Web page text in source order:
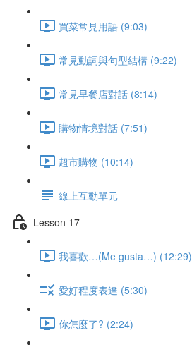
買菜常見用語 (9:03)
常見動詞與句型結構 (9:22)
常見早餐店對話 (8:14)
購物情境對話 (7:51)
超市購物 (10:14)
線上互動單元
Lesson 17
我喜歡…(Me gusta…) (12:29)
愛好程度表達 (5:30)
你怎麼了? (2:24)